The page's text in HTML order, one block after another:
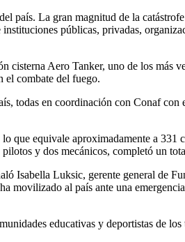
país. La gran magnitud de la
públicas, privadas,
Aero Tanker, uno de los más
el combate del fuego.
todas en coordinación con Conaf
que equivale aproximadamente a 331
y dos mecánicos, completó un
Isabella Luksic, gerente general de
movilizado al país ante una
educativas y deportistas de